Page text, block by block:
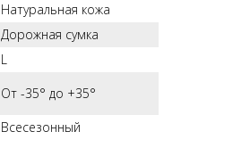
Натуральная кожа
Дорожная сумка
L
От -35° до +35°
Всесезонный